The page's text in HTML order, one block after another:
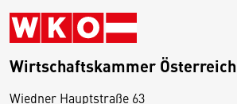
Wirtschaftskammer Österreich
Wiedner Hauptstraße 63